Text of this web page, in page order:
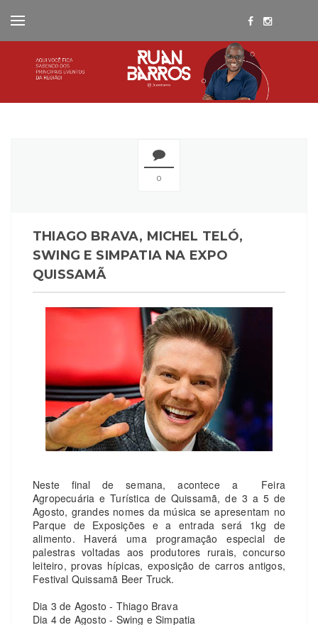
0
THIAGO BRAVA, MICHEL TELÓ,
SWING E SIMPATIA NA EXPO
QUISSAMÃ
Neste final de semana, acontece a Feira
Agropecuária e Turística de Quissamã, de 3 a 5 de
Agosto, grandes nomes da música se apresentam no
Parque de Exposições e a entrada será 1kg de
alimento. Haverá uma programação especial de
palestras voltadas aos produtores rurais, concurso
leiteiro, provas hípicas, exposição de carros antigos,
Festival Quissamã Beer Truck.
Dia 3 de Agosto - Thiago Brava
Dia 4 de Agosto - Swing e Simpatia